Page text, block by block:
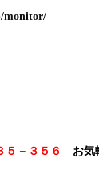
monitor/
５－３５６
お気